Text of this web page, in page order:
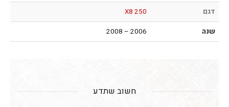
דגם
X8 250
שנה
2006 – 2008
חשוב שתדע